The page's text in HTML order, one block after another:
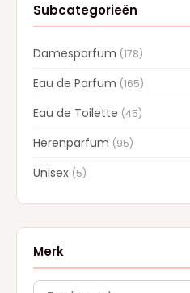
Subcategorieën
Damesparfum (178)
Eau de Parfum (165)
Eau de Toilette (45)
Herenparfum (95)
Unisex (5)
Merk